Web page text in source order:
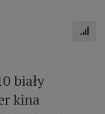
biały
kina